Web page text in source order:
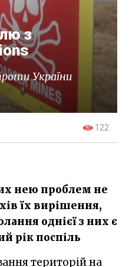
з
України
122
нею проблем не
їх вирішення,
однієї з них є
рік поспіль